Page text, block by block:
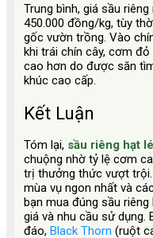
Trung bình, giá sầu
450.000 đồng/kg, tùy
gốc vườn trồng. Vào
khi trái chín cây, cơm
cao hơn do được săn
khúc cao cấp.
Kết Luận
Tóm lại, sầu riêng hạt
chuộng nhờ tỷ lệ cơm
trị thưởng thức vượt
mùa vụ ngon nhất và
bạn mua đúng sầu
giá và nhu cầu sử
đáo, Black Thorn (ruột